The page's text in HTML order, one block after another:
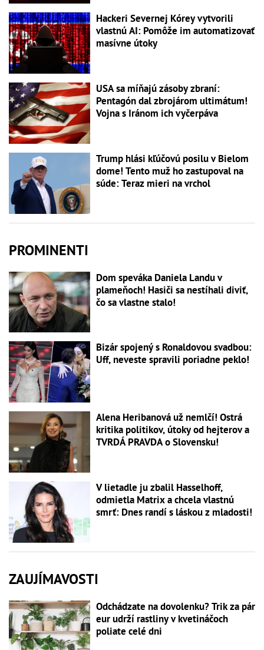
Hackeri Severnej Kórey vytvorili
vlastnú AI: Pomôže im automatizovať
masívne útoky
USA sa míňajú zásoby zbraní:
Pentagón dal zbrojárom ultimátum!
Vojna s Iránom ich vyčerpáva
Trump hlási kľúčovú posilu v Bielom
dome! Tento muž ho zastupoval na
súde: Teraz mieri na vrchol
PROMINENTI
Dom speváka Daniela Landu v
plameňoch! Hasiči sa nestíhali diviť,
čo sa vlastne stalo!
Bizár spojený s Ronaldovou svadbou:
Uff, neveste spravili poriadne peklo!
Alena Heribanová už nemlčí! Ostrá
kritika politikov, útoky od hejterov a
TVRDÁ PRAVDA o Slovensku!
V lietadle ju zbalil Hasselhoff,
odmietla Matrix a chcela vlastnú
smrť: Dnes randí s láskou z mladosti!
ZAUJÍMAVOSTI
Odchádzate na dovolenku? Trik za pár
eur udrží rastliny v kvetináčoch
poliate celé dni